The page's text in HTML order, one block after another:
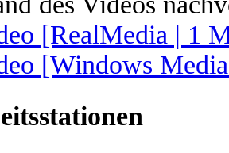
[RealMedia | 1
[Windows